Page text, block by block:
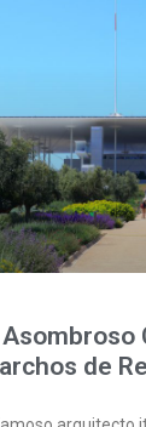
Asombroso
de